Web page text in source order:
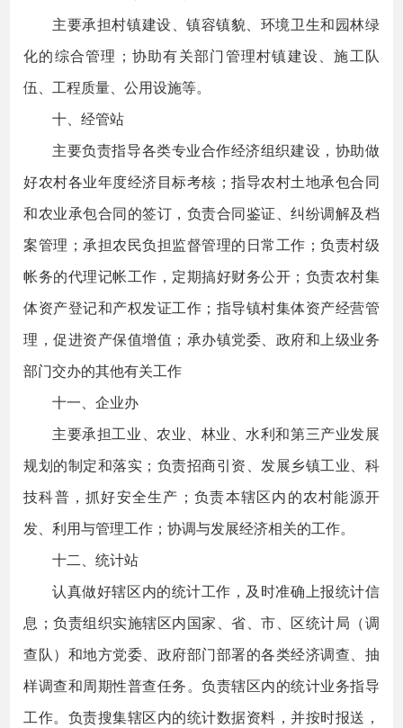
主要承担村镇建设、镇容镇貌、环境卫生和园林绿
化的综合管理；协助有关部门管理村镇建设、施工队
伍、工程质量、公用设施等。
十、经管站
主要负责指导各类专业合作经济组织建设，协助做
好农村各业年度经济目标考核；指导农村土地承包合同
和农业承包合同的签订，负责合同鉴证、纠纷调解及档
案管理；承担农民负担监督管理的日常工作；负责村级
帐务的代理记帐工作，定期搞好财务公开；负责农村集
体资产登记和产权发证工作；指导镇村集体资产经营管
理，促进资产保值增值；承办镇党委、政府和上级业务
部门交办的其他有关工作
十一、企业办
主要承担工业、农业、林业、水利和第三产业发展
规划的制定和落实；负责招商引资、发展乡镇工业、科
技科普，抓好安全生产；负责本辖区内的农村能源开
发、利用与管理工作；协调与发展经济相关的工作。
十二、统计站
认真做好辖区内的统计工作，及时准确上报统计信
息；负责组织实施辖区内国家、省、市、区统计局（调
查队）和地方党委、政府部门部署的各类经济调查、抽
样调查和周期性普查任务。负责辖区内的统计业务指导
工作。负责搜集辖区内的统计数据资料，并按时报送，